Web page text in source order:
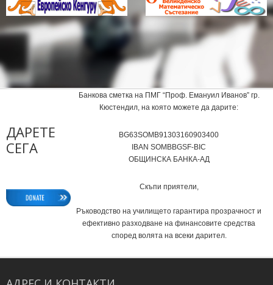
ДАРЕТЕ
СЕГА
Банкова сметка на ПМГ “Проф. Емануил Иванов” гр.
Кюстендил, на която можете да дарите:
BG63SOMB91303160903400
IВAN SOMBBGSF-BIC
ОБЩИНСКА БАНКА-АД
Скъпи приятели,
Ръководство на училището гарантира прозрачност и
ефективно разходване на финансовите средства
според волята на всеки дарител.